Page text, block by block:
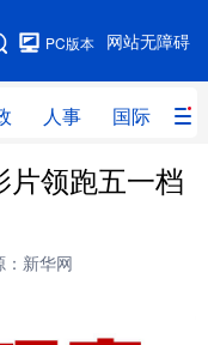
网站无障碍
PC版本
人事 国际 财
人事
片领跑五一档
：新华网